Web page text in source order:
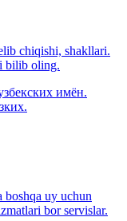
chiqishi, shakllari.
bilib oling.
имён.
uy uchun
bor servislar.